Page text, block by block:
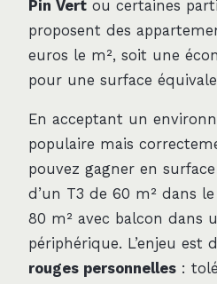
Pin Vert ou certaines
proposent des
euros le m², soit une
pour une surface
En acceptant un
populaire mais
pouvez gagner en
d’un T3 de 60 m² dans
80 m² avec balcon dans
périphérique. L’enjeu est
rouges personnelles :